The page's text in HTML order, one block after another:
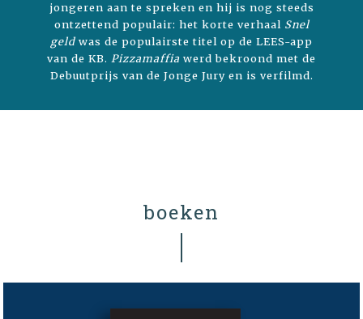
jongeren aan te spreken en hij is nog steeds
ontzettend populair: het korte verhaal Snel
geld was de populairste titel op de LEES-app
van de KB. Pizzamaffia werd bekroond met de
Debuutprijs van de Jonge Jury en is verfilmd.
boeken